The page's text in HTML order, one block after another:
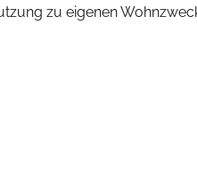
zu eigenen